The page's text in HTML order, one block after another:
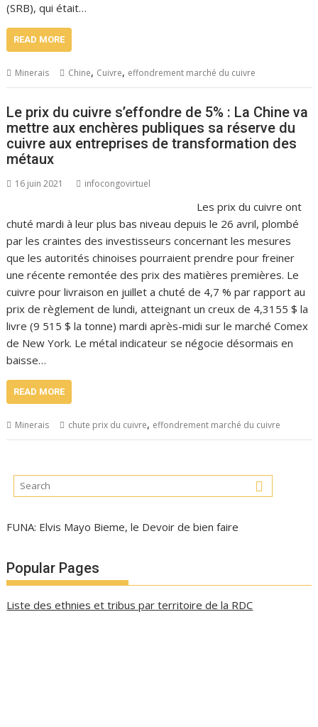
(SRB), qui était…
READ MORE
Minerais Chine, Cuivre, effondrement marché du cuivre
Le prix du cuivre s’effondre de 5% : La Chine va
mettre aux enchères publiques sa réserve du
cuivre aux entreprises de transformation des
métaux
16 juin 2021 infocongovirtuel
Les prix du cuivre ont
chuté mardi à leur plus bas niveau depuis le 26 avril, plombé
par les craintes des investisseurs concernant les mesures
que les autorités chinoises pourraient prendre pour freiner
une récente remontée des prix des matières premières. Le
cuivre pour livraison en juillet a chuté de 4,7 % par rapport au
prix de règlement de lundi, atteignant un creux de 4,3155 $ la
livre (9 515 $ la tonne) mardi après-midi sur le marché Comex
de New York. Le métal indicateur se négocie désormais en
baisse…
READ MORE
Minerais chute prix du cuivre, effondrement marché du cuivre
FUNA: Elvis Mayo Bieme, le Devoir de bien faire
Popular Pages
Liste des ethnies et tribus par territoire de la RDC